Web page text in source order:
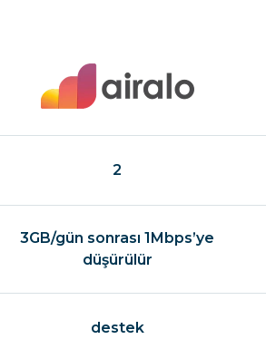
2
3GB/gün sonrası 1Mbps’ye
düşürülür
destek